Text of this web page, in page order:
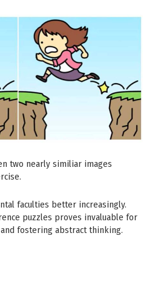
two nearly similiar images
faculties better increasingly.
puzzles proves invaluable for
fostering abstract thinking.